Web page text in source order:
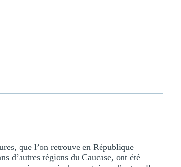
que l’on retrouve en République
d’autres régions du Caucase, ont été